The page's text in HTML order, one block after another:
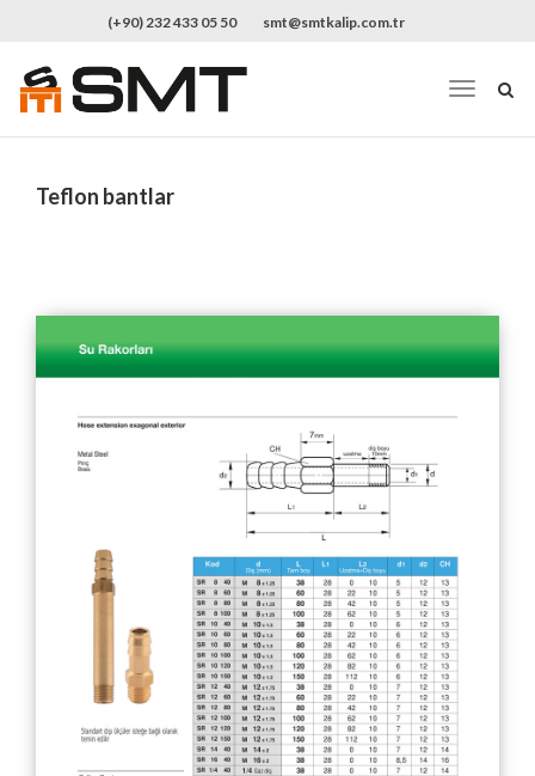
(+90) 232 433 05 50 smt@smtkalip.com.tr
Teflon bantlar